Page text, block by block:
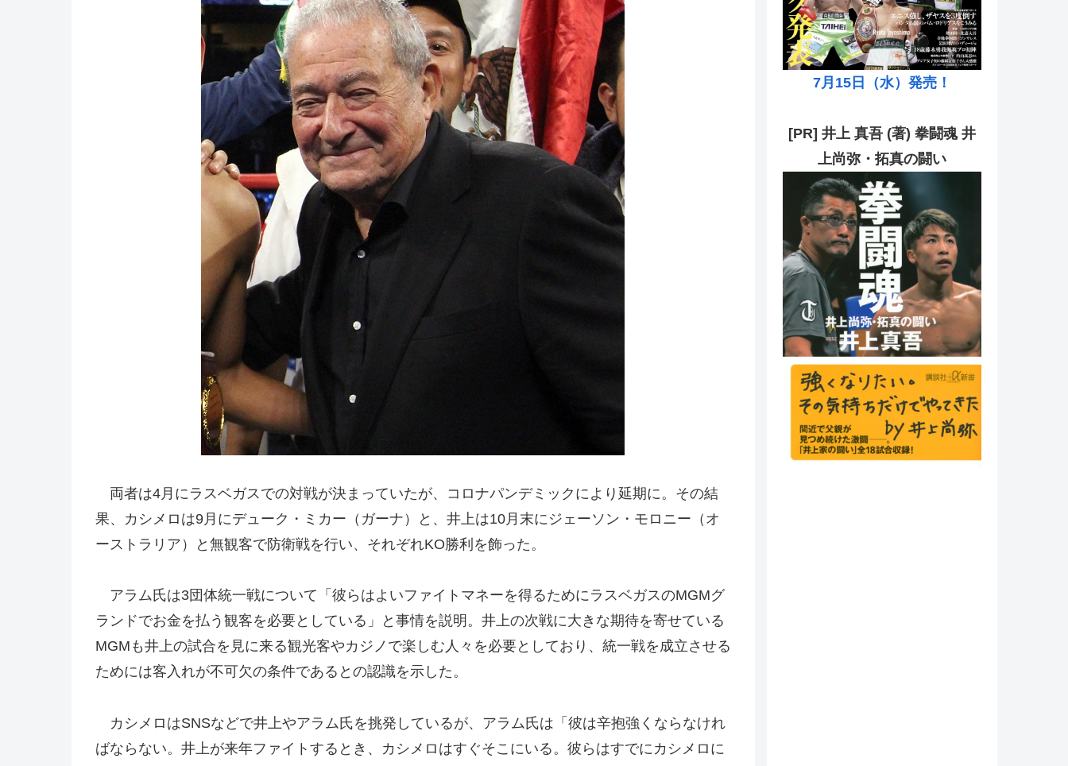
両者は4月にラスベガスでの対戦が決まっていたが、コロナパンデミックにより延期に。その結
果、カシメロは9月にデューク・ミカー（ガーナ）と、井上は10月末にジェーソン・モロニー（オ
ーストラリア）と無観客で防衛戦を行い、それぞれKO勝利を飾った。
アラム氏は3団体統一戦について「彼らはよいファイトマネーを得るためにラスベガスのMGMグ
ランドでお金を払う観客を必要としている」と事情を説明。井上の次戦に大きな期待を寄せている
MGMも井上の試合を見に来る観光客やカジノで楽しむ人々を必要としており、統一戦を成立させる
ためには客入れが不可欠の条件であるとの認識を示した。
カシメロはSNSなどで井上やアラム氏を挑発しているが、アラム氏は「彼は辛抱強くならなけれ
ばならない。井上が来年ファイトするとき、カシメロはすぐそこにいる。彼らはすでにカシメロに
7月15日（水）発売！
[PR] 井上 真吾 (著) 拳闘魂 井
上尚弥・拓真の闘い